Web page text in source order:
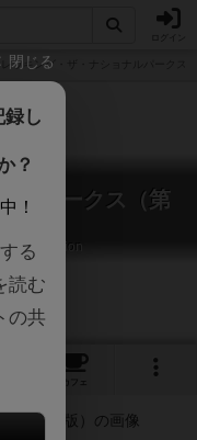
レッキング・ザ・ナショナルパークス
ルパークス（第
Edition
カフェ
閉じる
し
？
！
る
読む
の共